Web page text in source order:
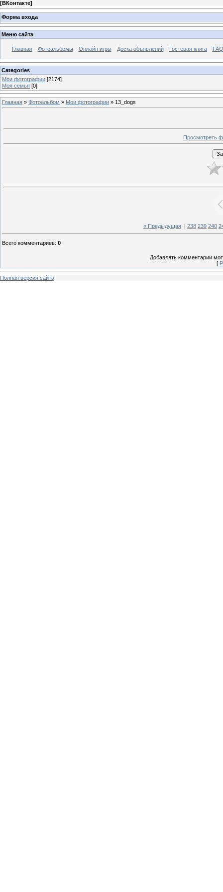
[ВКонтакте]
Форма входа
Меню сайта
Главная Фотоальбомы Онлайн игры Доска объявлений Гостевая книга
Categories
Мои фотографии [2174]
Моя семья [0]
Главная » Фотоальбом » Мои фотографии » 13_dogs
Просмотреть
« Предыдущая 238 239 240
Всего комментариев: 0
Добавлять комментарии
[
Полная версия сайта